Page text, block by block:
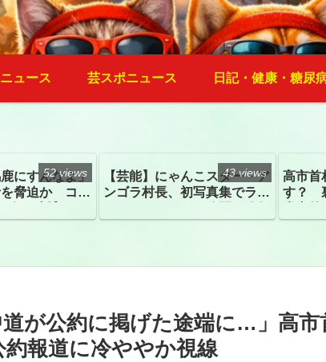
ュース 芸スポニュース 日記・健康・糖尿
にすんなよ」
を脅迫か コン
52 views
【芸能】にゃんこスター・ア
ンゴラ村長、初写真集でラン
はデジタル写真集が異例の大
43 views
高市首
す？
道が公約に掲げた途端に…」高市
報道に冷ややか視線